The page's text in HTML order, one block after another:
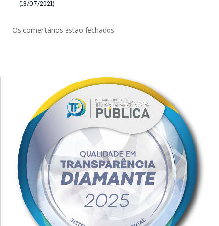
(13/07/2021)
Os comentários estão fechados.